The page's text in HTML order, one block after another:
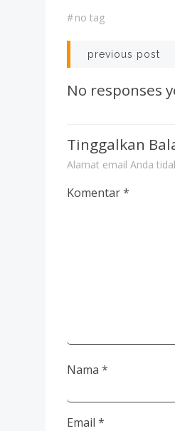
#no tag
Post
previous post
No responses
Tinggalkan
Alamat email Anda
Komentar*
Nama *
Email *